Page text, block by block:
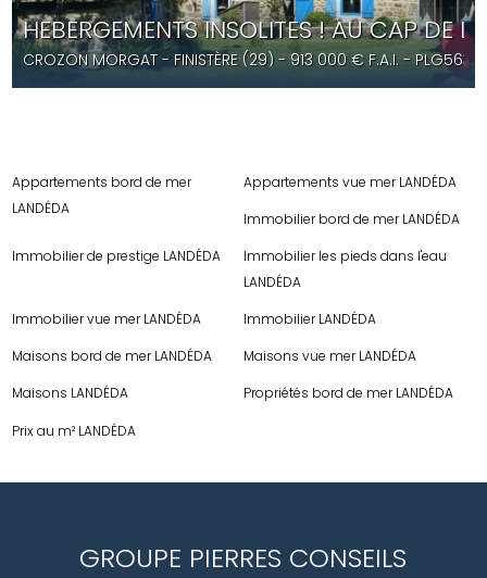
HEBERGEMENTS INSOLITES ! AU CAP DE
CROZON MORGAT- FINISTÈRE (29) - 913 000 € F.A.I. - PLG5630
Appartements bord de mer
LANDÉDA
Appartements vue mer LANDÉDA
Immobilier bord de mer LANDÉDA
Immobilier de prestige LANDÉDA
Immobilier les pieds dans l'eau
LANDÉDA
Immobilier vue mer LANDÉDA
Immobilier LANDÉDA
Maisons bord de mer LANDÉDA
Maisons vue mer LANDÉDA
Maisons LANDÉDA
Propriétés bord de mer LANDÉDA
Prix au m² LANDÉDA
GROUPE PIERRES CONSEILS